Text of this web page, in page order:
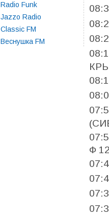
Radio Funk
Jazzo Radio
Classic FM
Веснушка FM
Ф